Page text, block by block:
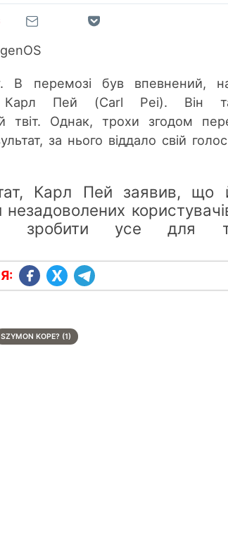
В перемозі був впевнений,
Карл Пей (Carl Pei). Він
Однак, трохи згодом
за нього віддало свій
Карл Пей заявив, що
зробити усе для
SZYMON KOPE? (1)